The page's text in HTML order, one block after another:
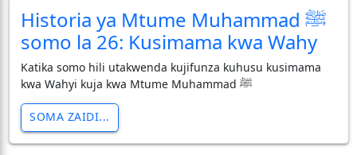
Historia ya Mtume Muhammad ﷺ
somo la 26: Kusimama kwa Wahy
Katika somo hili utakwenda kujifunza kuhusu kusimama
kwa Wahyi kuja kwa Mtume Muhammad ﷺ
SOMA ZAIDI...